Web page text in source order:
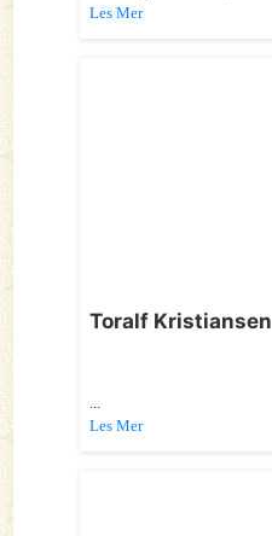
Les Mer
Toralf Kristiansen
Les Mer